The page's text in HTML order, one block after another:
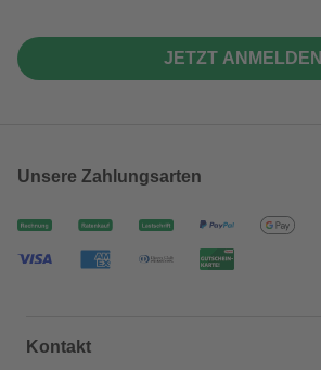
JETZT ANMELDEN
Unsere Zahlungsarten
Kontakt